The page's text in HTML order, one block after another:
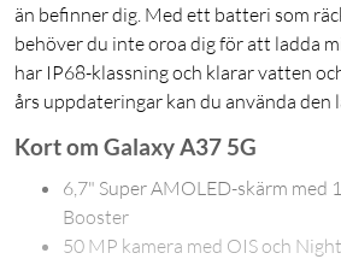
än befinner dig. Med ett batteri som
behöver du inte oroa dig för att ladda
har IP68-klassning och klarar vatten
års uppdateringar kan du använda den
Kort om Galaxy A37 5G
6,7" Super AMOLED-skärm med
Booster
50 MP kamera med OIS och